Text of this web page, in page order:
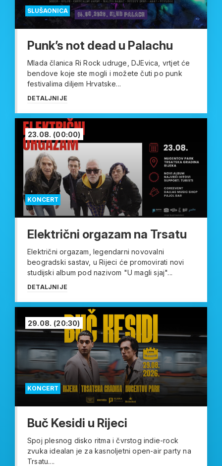
SLUŠAONICA
Punk’s not dead u Palachu
Mlada članica Ri Rock udruge, DJEvica, vrtjet će
bendove koje ste mogli i možete čuti po punk
festivalima diljem Hrvatske...
DETALJNIJE
KONCERT
23.08. (00:00)
Električni orgazam na Trsatu
Električni orgazam, legendarni novovalni
beogradski sastav, u Rijeci će promovirati novi
studijski album pod nazivom "U magli sjaj"...
DETALJNIJE
KONCERT
29.08. (20:30)
Buč Kesidi u Rijeci
Spoj plesnog disko ritma i čvrstog indie-rock
zvuka idealan je za kasnoljetni open-air party na
Trsatu....